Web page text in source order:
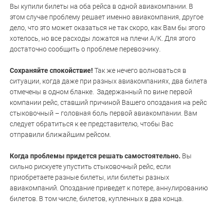
Вы купили билеты на оба рейса в одной авиакомпании. В
этом случае проблему решает именно авиакомпания, другое
дело, что это может оказаться не так скоро, как Вам бы этого
хотелось, но все расходы ложатся на плечи А/К. Для этого
достаточно сообщить о проблеме перевозчику.
Сохраняйте спокойствие! Так же нечего волноваться в
ситуации, когда даже при разных авиакомпаниях, два билета
отмечены в одном бланке. Задержанный по вине первой
компании рейс, ставший причиной Вашего опоздания на рейс
стыковочный – головная боль первой авиакомпании. Вам
следует обратиться к ее представителю, чтобы Вас
отправили ближайшим рейсом.
Когда проблемы придется решать самостоятельно. Вы
сильно рискуете упустить стыковочный рейс, если
приобретаете разные билеты, или билеты разных
авиакомпаний. Опоздание приведет к потере, аннулированию
билетов. В том числе, билетов, купленных в два конца.